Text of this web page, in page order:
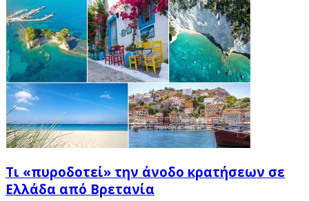
Τι «πυροδοτεί» την άνοδο κρατήσεων σε
Ελλάδα από Βρετανία